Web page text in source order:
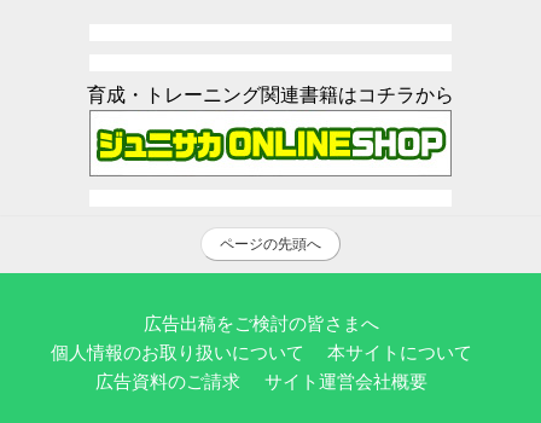
育成・トレーニング関連書籍はコチラから
ページの先頭へ
広告出稿をご検討の皆さまへ
個人情報のお取り扱いについて
本サイトについて
広告資料のご請求
サイト運営会社概要